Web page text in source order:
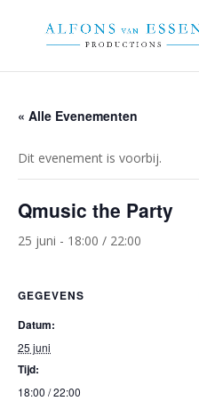
« Alle Evenementen
Dit evenement is voorbij.
Qmusic the Party
25 juni - 18:00 / 22:00
GEGEVENS
Datum:
25 juni
Tijd:
18:00 / 22:00